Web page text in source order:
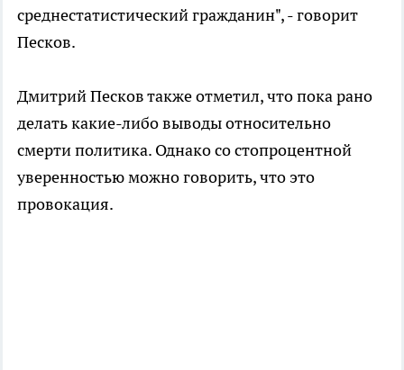
среднестатистический гражданин", - говорит
Песков.
Дмитрий Песков также отметил, что пока рано
делать какие-либо выводы относительно
смерти политика. Однако со стопроцентной
уверенностью можно говорить, что это
провокация.